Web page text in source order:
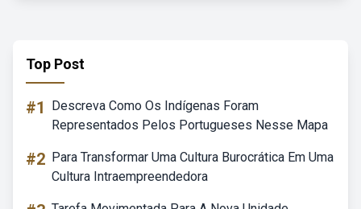
Top Post
#1
Descreva Como Os Indígenas Foram
Representados Pelos Portugueses Nesse Mapa
#2 Para Transformar Uma Cultura Burocrática Em Uma
Cultura Intraempreendedora